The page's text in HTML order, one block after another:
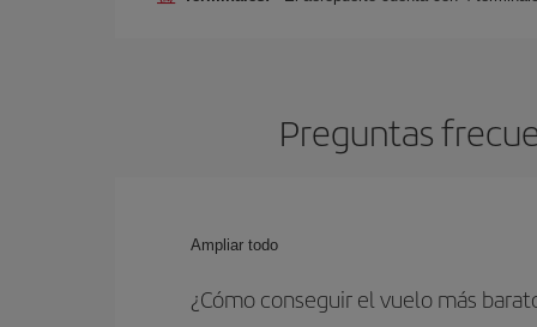
Preguntas
Ampliar todo
¿Cómo conseguir el vuelo más